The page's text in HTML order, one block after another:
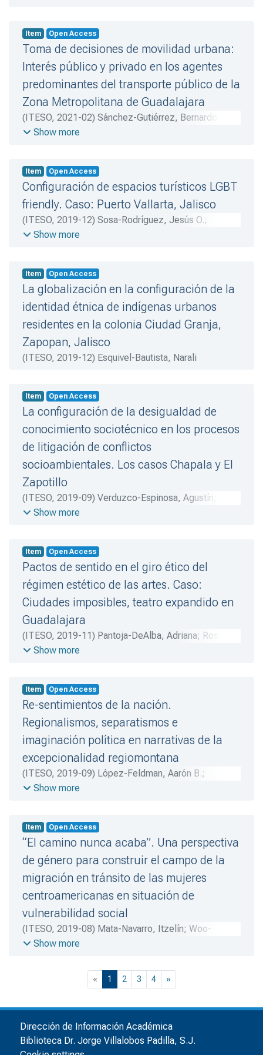
diversificación de actividades productivas forestales
como fuentes alternas de ingreso. Para lograrlo, es
indispensable la participación activa de los
habitantes de los núcleos agrarios, incluyendo las
mujeres, quienes juegan un papel fundamental en el
cuidado, la conservación del bosque y los medios de
vida rurales comunitarios en México.
Item Open Access
Toma de decisiones de movilidad urbana:
Interés público y privado en los agentes
predominantes del transporte público de la
Zona Metropolitana de Guadalajara
(ITESO, 2021-02) Sánchez-Gutiérrez, Bernardo
Román-Morales, Ignacio
Show more
Item Open Access
Configuración de espacios turísticos LGBT
friendly. Caso: Puerto Vallarta, Jalisco
(ITESO, 2019-12) Sosa-Rodríguez, Jesús O.;
Collignon-Goribar, María M.
Show more
Item Open Access
La globalización en la configuración de la
identidad étnica de indígenas urbanos
residentes en la colonia Ciudad Granja,
Zapopan, Jalisco
(ITESO, 2019-12) Esquivel-Bautista, Narali
Item Open Access
La configuración de la desigualdad de
conocimiento sociotécnico en los procesos
de litigación de conflictos
socioambientales. Los casos Chapala y El
Zapotillo
(ITESO, 2019-09) Verduzco-Espinosa, Agustín
Reguillo-Cruz, Rossana
Show more
Item Open Access
Pactos de sentido en el giro ético del
régimen estético de las artes. Caso:
Ciudades imposibles, teatro expandido en
Guadalajara
(ITESO, 2019-11) Pantoja-DeAlba, Adriana; Rosas-
Mantecón, Ana
Show more
Item Open Access
Re-sentimientos de la nación.
Regionalismos, separatismos e
imaginación política en narrativas de la
excepcionalidad regiomontana
(ITESO, 2019-09) López-Feldman, Aarón B.;
Preciado-Coronado, Jaime
Show more
Item Open Access
“El camino nunca acaba”. Una perspectiva
de género para construir el campo de la
migración en tránsito de las mujeres
centroamericanas en situación de
vulnerabilidad social
(ITESO, 2019-08) Mata-Navarro, Itzelín; Woo-
Morales, Ofelia
Show more
« 1 (current)
2 3 4 »
Dirección de Información Académica
Biblioteca Dr. Jorge Villalobos Padilla, S.J.